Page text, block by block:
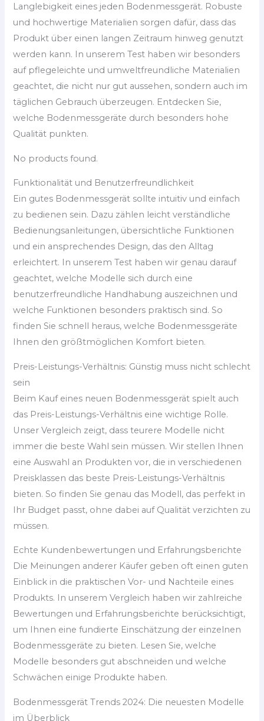
Langlebigkeit eines jeden Bodenmessgerät. Robuste
und hochwertige Materialien sorgen dafür, dass das
Produkt über einen langen Zeitraum hinweg genutzt
werden kann. In unserem Test haben wir besonders
auf pflegeleichte und umweltfreundliche Materialien
geachtet, die nicht nur gut aussehen, sondern auch im
täglichen Gebrauch überzeugen. Entdecken Sie,
welche Bodenmessgeräte durch besonders hohe
Qualität punkten.
No products found.
Funktionalität und Benutzerfreundlichkeit
Ein gutes Bodenmessgerät sollte intuitiv und einfach
zu bedienen sein. Dazu zählen leicht verständliche
Bedienungsanleitungen, übersichtliche Funktionen
und ein ansprechendes Design, das den Alltag
erleichtert. In unserem Test haben wir genau darauf
geachtet, welche Modelle sich durch eine
benutzerfreundliche Handhabung auszeichnen und
welche Funktionen besonders praktisch sind. So
finden Sie schnell heraus, welche Bodenmessgeräte
Ihnen den größtmöglichen Komfort bieten.
Preis-Leistungs-Verhältnis: Günstig muss nicht schlecht
sein
Beim Kauf eines neuen Bodenmessgerät spielt auch
das Preis-Leistungs-Verhältnis eine wichtige Rolle.
Unser Vergleich zeigt, dass teurere Modelle nicht
immer die beste Wahl sein müssen. Wir stellen Ihnen
eine Auswahl an Produkten vor, die in verschiedenen
Preisklassen das beste Preis-Leistungs-Verhältnis
bieten. So finden Sie genau das Modell, das perfekt in
Ihr Budget passt, ohne dabei auf Qualität verzichten zu
müssen.
Echte Kundenbewertungen und Erfahrungsberichte
Die Meinungen anderer Käufer geben oft einen guten
Einblick in die praktischen Vor- und Nachteile eines
Produkts. In unserem Vergleich haben wir zahlreiche
Bewertungen und Erfahrungsberichte berücksichtigt,
um Ihnen eine fundierte Einschätzung der einzelnen
Bodenmessgeräte zu bieten. Lesen Sie, welche
Modelle besonders gut abschneiden und welche
Schwächen einige Produkte haben.
Bodenmessgerät Trends 2024: Die neuesten Modelle
im Überblick